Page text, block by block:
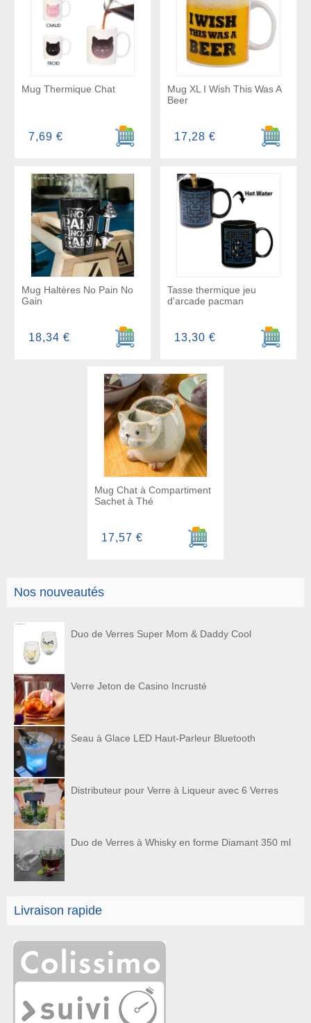
Nos nouveautés
Duo de Verres Super Mom & Daddy Cool
Verre Jeton de Casino Incrusté
Seau à Glace LED Haut-Parleur Bluetooth
Distributeur pour Verre à Liqueur avec 6 Verres
Duo de Verres à Whisky en forme Diamant 350 ml
Livraison rapide
Mug Thermique Chat
Ajouter au panier
7,69 €
Mug XL I Wish This Was A
Beer
Ajouter
17,28 €
Mug Haltères No Pain No
Gain
Ajouter au panier
18,34 €
Tasse thermique jeu
d'arcade pacman
Ajouter
13,30 €
Mug Chat à Compartiment
Sachet à Thé
Ajouter au panier
17,57 €